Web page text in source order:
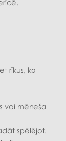
rīkus, ko
vai mēneša
spēlējot.